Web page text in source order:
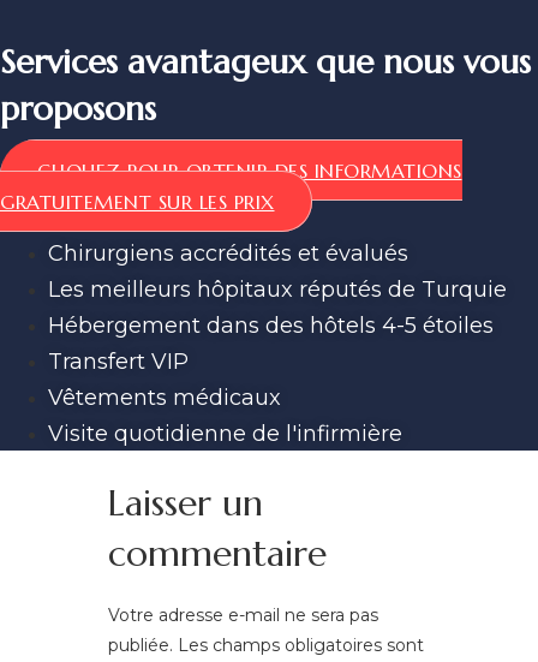
Services avantageux que nous vous
proposons
CLIQUEZ POUR OBTENIR DES INFORMATIONS
GRATUITEMENT SUR LES PRIX
Chirurgiens accrédités et évalués
Les meilleurs hôpitaux réputés de Turquie
Hébergement dans des hôtels 4-5 étoiles
Transfert VIP
Vêtements médicaux
Visite quotidienne de l'infirmière
Laisser un
commentaire
Votre adresse e-mail ne sera pas
publiée. Les champs obligatoires sont